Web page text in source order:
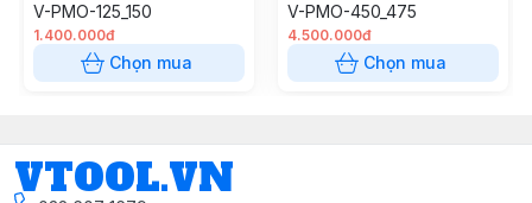
V-PMO-125_150
1.400.000đ
Chọn mua
V-PMO-450_475
4.500.000đ
Chọn mua
VTOOL.VN